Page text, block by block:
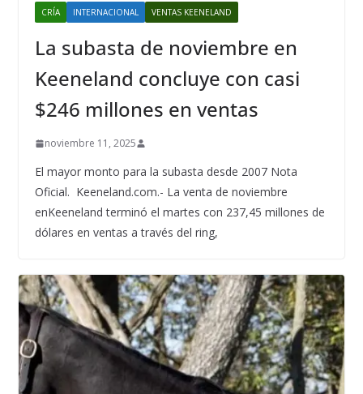
CRÍA INTERNACIONAL VENTAS KEENELAND
La subasta de noviembre en
Keeneland concluye con casi
$246 millones en ventas
noviembre 11, 2025
El mayor monto para la subasta desde 2007 Nota
Oficial. Keeneland.com.- La venta de noviembre
enKeeneland terminó el martes con 237,45 millones de
dólares en ventas a través del ring,